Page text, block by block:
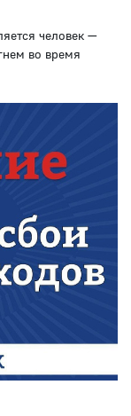
человек —
во время